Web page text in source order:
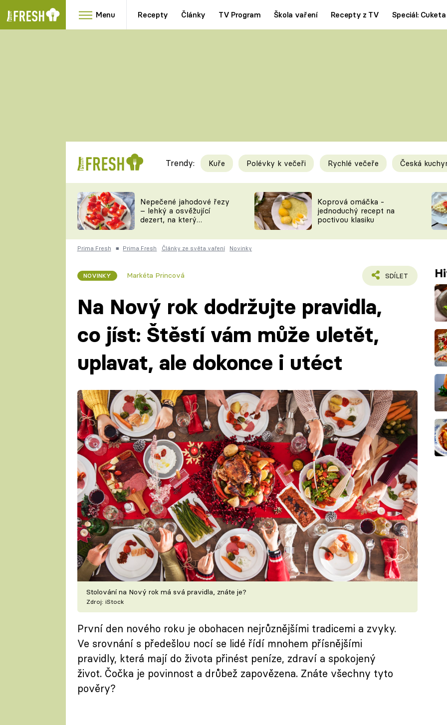
Menu Recepty Články TV Program Škola vaření Recepty z TV Speciál: Cuketa
RYCHLOVKY
Videorecepty
TEĎ VAŘÍ ŠÉF!
ČESKO NA TALÍŘI
KUCHAŘKA
Tipy a triky
KAM ZA JÍDLEM
VYCHYTÁVKY
ČASOPIS
Trendy: Kuře Polévky k večeři Rychlé večeře Česká
Nepečené jahodové řezy
– lehký a osvěžující
dezert, na který
Koprová omáčka -
jednoduchý recept na
poctivou klasiku
Prima Fresh ■ Prima Fresh Články ze světa vaření Novinky
NOVINKY Markéta Princová SDÍLET
Na Nový rok dodržujte pravidla,
co jíst: Štěstí vám může uletět,
uplavat, ale dokonce i utéct
Stolování na Nový rok má svá pravidla, znáte je?
Zdroj: iStock
První den nového roku je obohacen nejrůznějšími tradicemi a zvyky.
Ve srovnání s předešlou nocí se lidé řídí mnohem přísnějšími
pravidly, která mají do života přinést peníze, zdraví a spokojený
život. Čočka je povinnost a drůbež zapovězena. Znáte všechny tyto
pověry?